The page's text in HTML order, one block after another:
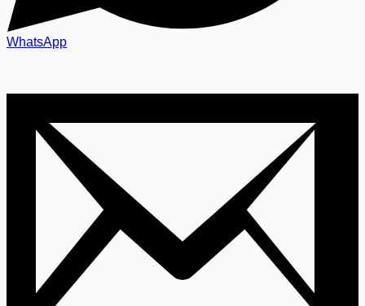
WhatsApp